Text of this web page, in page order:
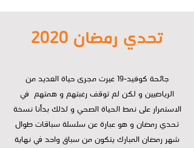
تحدي رمضان 2020
جائحة كوفيد-19 غيرت مجرى حياة العديد من
الرياضيين و لكن لم توقف رغبتهم و همتهم في
الاستمرار على نمط الحياة الصحي و لذلك بدأنا نسخة
تحدي رمضان و هو عبارة عن سلسلة سباقات طوال
شهر رمضان المبارك يتكون من سباق واحد في نهاية